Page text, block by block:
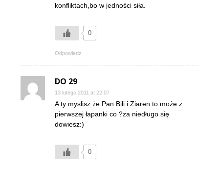
konfliktach,bo w jedności siła.
0
Odpowiedz
DO 29
13 lutego 2011 at 22:07
A ty myslisz że Pan Bili i Ziaren to może z
pierwszej łapanki co ?za niedługo się
dowiesz:)
0